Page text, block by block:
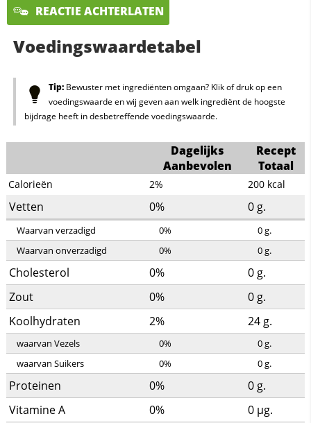
REACTIE ACHTERLATEN
Voedingswaardetabel
Tip:Bewuster met ingrediënten omgaan? Klik of druk op een
voedingswaarde en wij geven aan welk ingrediënt de hoogste
bijdrage heeft in desbetreffende voedingswaarde.
Dagelijks
Aanbevolen
Recept
Totaal
Calorieën 2% 200 kcal
Vetten 0% 0 g.
Waarvan verzadigd 0% 0g.
Waarvan onverzadigd
0% 0g.
Cholesterol 0% 0 g.
Zout
0% 0 g.
Koolhydraten
2% 24 g.
waarvan Vezels 0% 0g.
waarvan Suikers
0% 0g.
Proteinen 0% 0 g.
Vitamine A
0% 0 µg.